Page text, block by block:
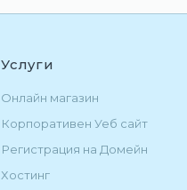
Услуги
Онлайн магазин
Корпоративен Уеб сайт
Регистрация на Домейн
Хостинг